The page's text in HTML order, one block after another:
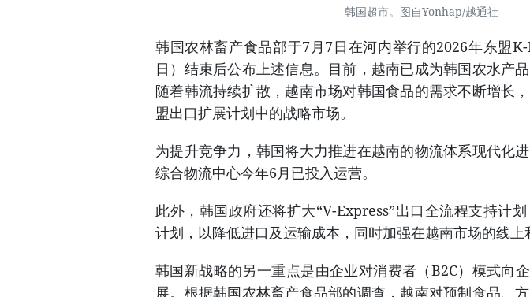
韩国超市。图自Yonhap/越通社
韩国农林畜产食品部于7月7日在河内举行的2026年东盟
日）结束后公布上述信息。目前，越南已成为韩国农水产
随着韩流持续扩散，越南市场对韩国食品的需求不断增长
盟出口扩展计划中的战略市场。
为提升竞争力，韩国将大力推进在越南的物流体系现代化
综合物流中心今年6月已投入运营。
此外，韩国政府还将扩大“V-Express”出口全流程支持计
计划，以降低进口及运输成本，同时加强在越南市场的线上
韩国新战略的另一重点是由企业对消费者（B2C）模式向
展。根据韩国农林畜产食品部的调查，越南对预制食品、